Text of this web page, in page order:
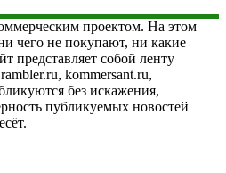
проектом. На этом
чего не покупают, ни какие
представляет собой ленту
kommersant.ru,
без искажения,
публикуемых новостей